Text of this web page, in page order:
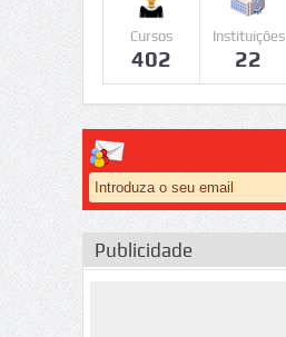
Cursos
402
Instituições
22
Publicidade